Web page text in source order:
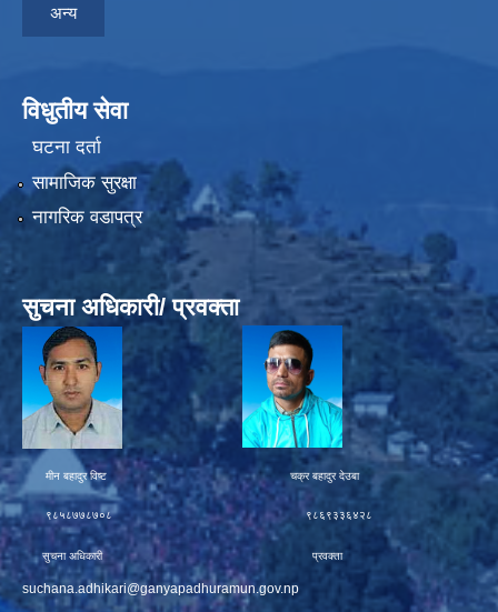
अन्य
विधुतीय सेवा
घटना दर्ता
सामाजिक सुरक्षा
नागरिक वडापत्र
सुचना अधिकारी/ प्रवक्ता
मीन बहादुर विष्ट चक्र बहादुर देउबा
९८५८७७८७०८ ९८६९३३६४२८
सुचना अधिकारी प्रवक्ता
suchana.adhikari@ganyapadhuramun.gov.np